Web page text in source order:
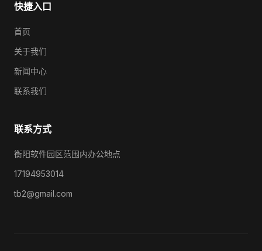
快捷入口
首页
关于我们
新闻中心
联系我们
联系方式
衡阳软件园区范围内办公地点
17194953014
tb2@gmail.com